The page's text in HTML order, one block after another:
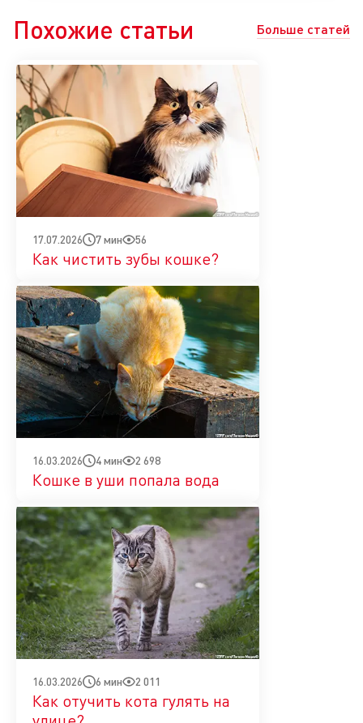
Похожие статьи Больше статей
17.07.2026 7 мин 56
Как чистить зубы кошке?
16.03.2026 4 мин 2 698
Кошке в уши попала вода
16.03.2026 6 мин 2 011
Как отучить кота гулять на